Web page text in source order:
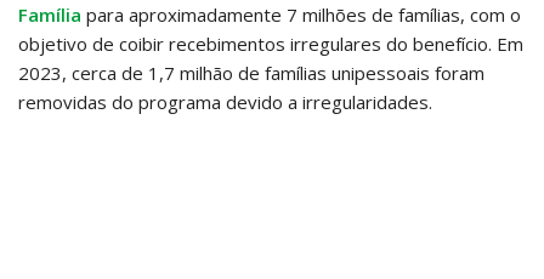
Família para aproximadamente 7 milhões de famílias, com o
objetivo de coibir recebimentos irregulares do benefício. Em
2023, cerca de 1,7 milhão de famílias unipessoais foram
removidas do programa devido a irregularidades.